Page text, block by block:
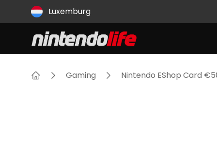
Land Luxemburg
Gaming Nintendo EShop Card